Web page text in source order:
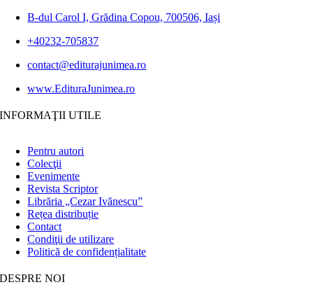
B-dul Carol I, Grădina Copou, 700506, Iași
+40232-705837
contact@editurajunimea.ro
www.EdituraJunimea.ro
INFORMAŢII UTILE
Pentru autori
Colecţii
Evenimente
Revista Scriptor
Librăria „Cezar Ivănescu”
Rețea distribuție
Contact
Condiţii de utilizare
Politică de confidențialitate
DESPRE NOI